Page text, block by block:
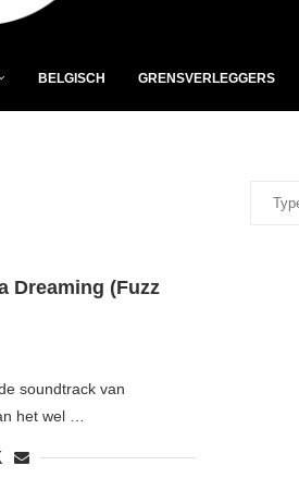
BELGISCH GRENSVERLEGGERS
Dreaming (Fuzz
soundtrack van
het wel …